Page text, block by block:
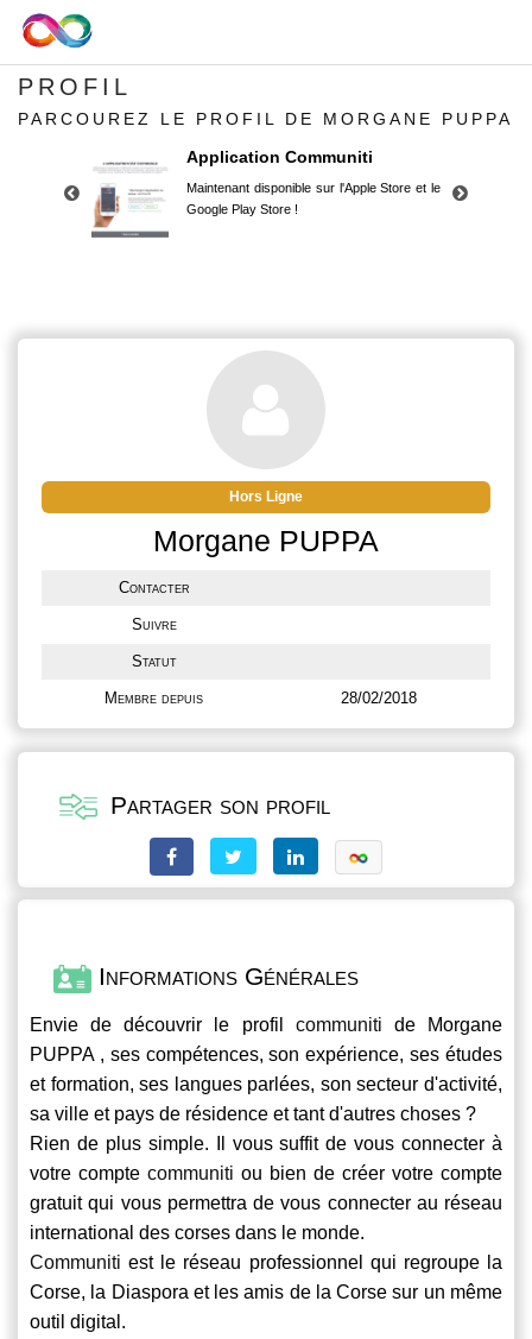
PROFIL
PARCOUREZ LE PROFIL DE MORGANE PUPPA
Application Communiti
Maintenant disponible sur l'Apple Store et le
Google Play Store !
Google Play Store !
Hors Ligne
Morgane PUPPA
Contacter
Suivre
Statut
Membre depuis 28/02/2018
Partager son profil
Informations Générales
Envie de découvrir le profil communiti de Morgane
PUPPA , ses compétences, son expérience, ses études
et formation, ses langues parlées, son secteur d'activité,
sa ville et pays de résidence et tant d'autres choses ?
Rien de plus simple. Il vous suffit de vous connecter à
votre compte communiti ou bien de créer votre compte
gratuit qui vous permettra de vous connecter au réseau
international des corses dans le monde.
Communiti est le réseau professionnel qui regroupe la
Corse, la Diaspora et les amis de la Corse sur un même
outil digital.